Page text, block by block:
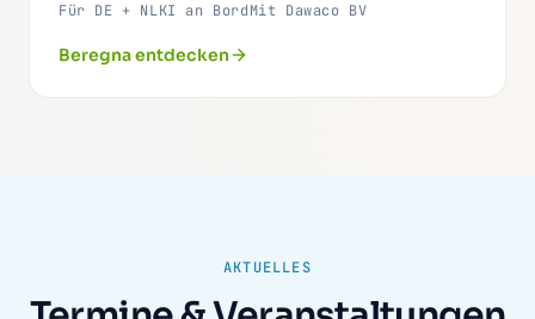
Für DE + NLKI an BordMit Dawaco BV
Beregna entdecken
AKTUELLES